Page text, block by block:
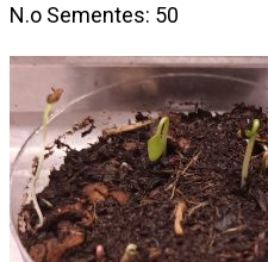
N.o Sementes: 50